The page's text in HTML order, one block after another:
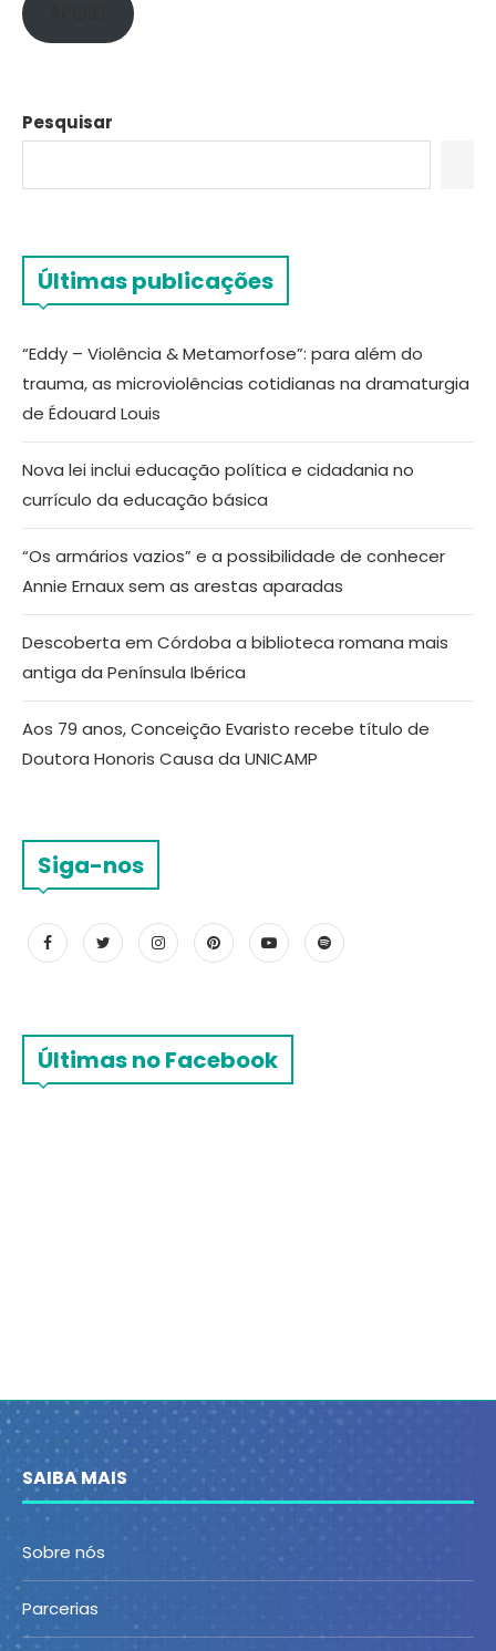
Pesquisar
Últimas publicações
“Eddy – Violência & Metamorfose”: para além do
trauma, as microviolências cotidianas na dramaturgia
de Édouard Louis
Nova lei inclui educação política e cidadania no
currículo da educação básica
“Os armários vazios” e a possibilidade de conhecer
Annie Ernaux sem as arestas aparadas
Descoberta em Córdoba a biblioteca romana mais
antiga da Península Ibérica
Aos 79 anos, Conceição Evaristo recebe título de
Doutora Honoris Causa da UNICAMP
Siga-nos
Últimas no Facebook
SAIBA MAIS
Sobre nós
Parcerias